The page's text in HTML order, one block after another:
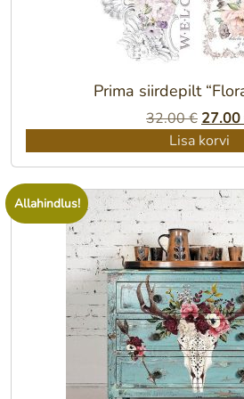
Prima siirdepilt
32.00€ Algne
hind
27.00
Lisa korvi
Allahindlus!